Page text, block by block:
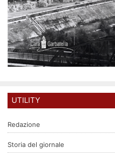
UTILITY
Redazione
Storia del giornale